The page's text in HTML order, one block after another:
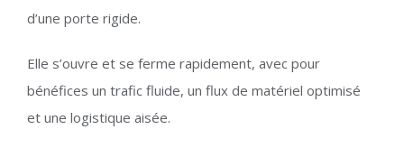
d’une porte rigide.
Elle s’ouvre et se ferme rapidement, avec pour
bénéfices un trafic fluide, un flux de matériel optimisé
et une logistique aisée.